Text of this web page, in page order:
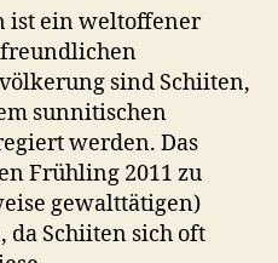
ist ein weltoffener
sind Schiiten,
sunnitischen
werden. Das
Frühling 2011 zu
gewalttätigen)
da Schiiten sich oft